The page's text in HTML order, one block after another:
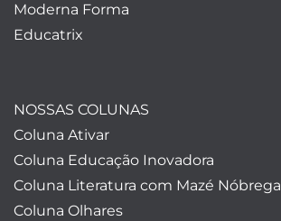
Moderna Forma
Educatrix
NOSSAS COLUNAS
Coluna Ativar
Coluna Educação Inovadora
Coluna Literatura com Mazé Nóbrega
Coluna Olhares